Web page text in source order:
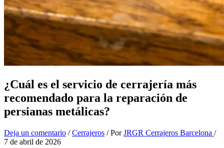
¿Cuál es el servicio de cerrajería más
recomendado para la reparación de
persianas metálicas?
Deja un comentario /Cerrajeros / PorJRGR Cerrajeros Barcelona /
7 de abril de 2026